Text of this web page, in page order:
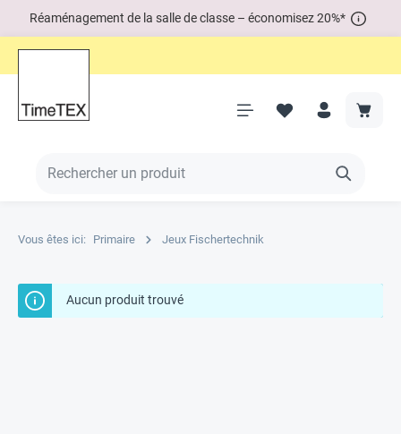
Réaménagement de la salle de classe – économisez 20%*
Vous êtes ici: Primaire Jeux Fischertechnik
Aucun produit trouvé